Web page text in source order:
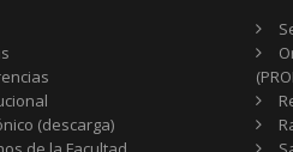
(descarga)